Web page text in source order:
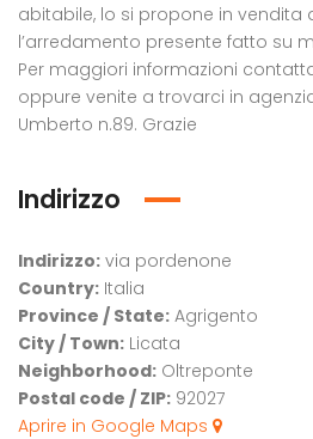
abitabile, lo si propone in vendita
l’arredamento presente fatto su
Per maggiori informazioni
oppure venite a trovarci in
Umberto n.89. Grazie
Indirizzo
Indirizzo: via pordenone
Country: Italia
Province / State: Agrigento
City / Town: Licata
Neighborhood: Oltreponte
Postal code / ZIP: 92027
Aprire in Google Maps